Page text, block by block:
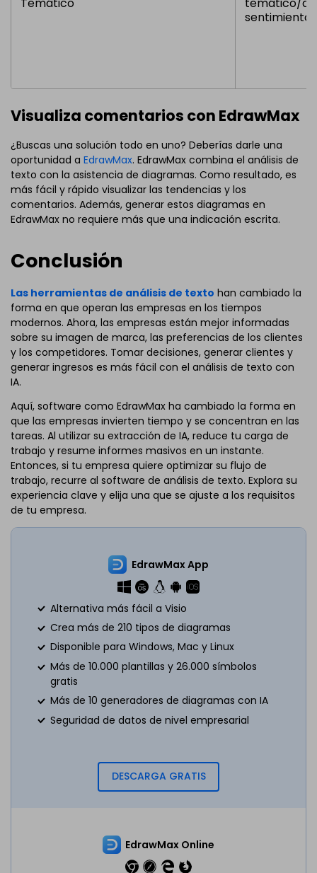
Temático
temático/de
sentimiento
Visualiza comentarios con EdrawMax
¿Buscas una solución todo en uno? Deberías darle una
oportunidad a EdrawMax. EdrawMax combina el análisis de
texto con la asistencia de diagramas. Como resultado, es
más fácil y rápido visualizar las tendencias y los
comentarios. Además, generar estos diagramas en
EdrawMax no requiere más que una indicación escrita.
Conclusión
Las herramientas de análisis de texto han cambiado la
forma en que operan las empresas en los tiempos
modernos. Ahora, las empresas están mejor informadas
sobre su imagen de marca, las preferencias de los clientes
y los competidores. Tomar decisiones, generar clientes y
generar ingresos es más fácil con el análisis de texto con
IA.
Aquí, software como EdrawMax ha cambiado la forma en
que las empresas invierten tiempo y se concentran en las
tareas. Al utilizar su extracción de IA, reduce tu carga de
trabajo y resume informes masivos en un instante.
Entonces, si tu empresa quiere optimizar su flujo de
trabajo, recurre al software de análisis de texto. Explora su
experiencia clave y elija una que se ajuste a los requisitos
de tu empresa.
EdrawMax App
Alternativa más fácil a Visio
Crea más de 210 tipos de diagramas
Disponible para Windows, Mac y Linux
Más de 10.000 plantillas y 26.000 símbolos
gratis
Más de 10 generadores de diagramas con IA
Seguridad de datos de nivel empresarial
DESCARGA GRATIS
EdrawMax Online